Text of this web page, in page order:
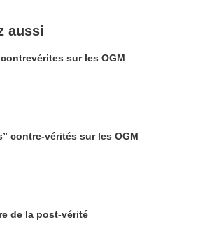
aussi
sur les OGM
contre-vérités sur les OGM
de la post-vérité